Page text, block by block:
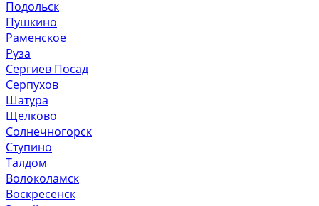
Подольск
Пушкино
Раменское
Руза
Сергиев Посад
Серпухов
Шатура
Щелково
Солнечногорск
Ступино
Талдом
Волоколамск
Воскресенск